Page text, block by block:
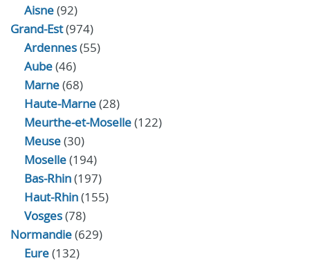
Aisne(92)
Grand-Est(974)
Ardennes(55)
Aube(46)
Marne(68)
Haute-Marne(28)
Meurthe-et-Moselle(122)
Meuse(30)
Moselle(194)
Bas-Rhin(197)
Haut-Rhin(155)
Vosges(78)
Normandie(629)
Eure(132)